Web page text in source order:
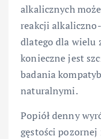
alkalicznych
reakcji
dlatego dla wielu
konieczne jest
badania
naturalnymi.
Popiół denny
gęstości